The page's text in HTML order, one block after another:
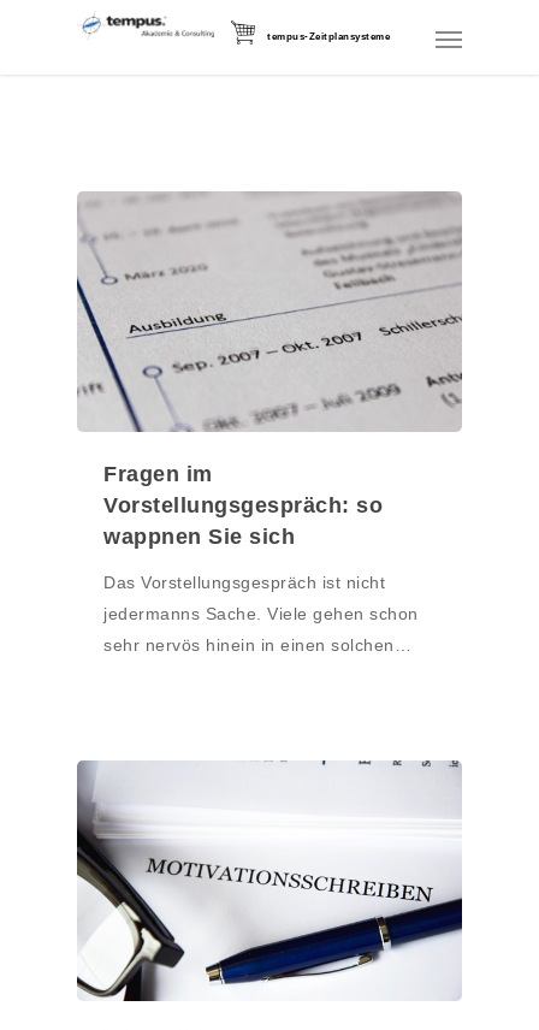
tempus-Zeitplansysteme
Fragen im
Vorstellungsgespräch: so
wappnen Sie sich
Das Vorstellungsgespräch ist nicht
jedermanns Sache. Viele gehen schon
sehr nervös hinein in einen solchen…